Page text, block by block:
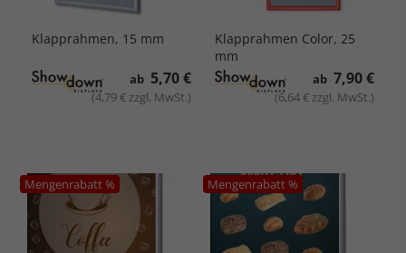
Klapprahmen, 15 mm
ab 5,70 €
(4,79 € zzgl. MwSt.)
Klapprahmen Color, 25
mm
ab 7,90 €
(6,64 € zzgl. MwSt.)
Mengenrabatt % Mengenrabatt %